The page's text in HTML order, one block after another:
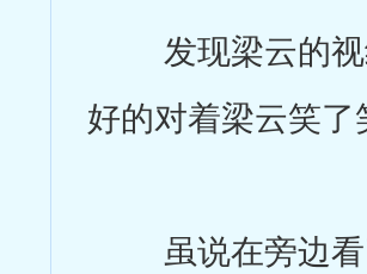
发现梁云的视
好的对着梁云笑了
虽说在旁边看